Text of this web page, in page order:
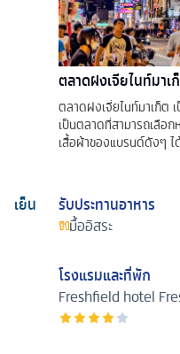
ตลาดฝงเจียไนท์มาเ
ตลาดฝงเจี่ยไนท์มาเก็ต
เป็นตลาดที่สามารถเลือ
เสื้อผ้าของแบรนด์ดังๆ
เย็น
รับประทานอาหาร
มื้ออิสระ
โรงแรมและที่พัก
Freshfield hotel